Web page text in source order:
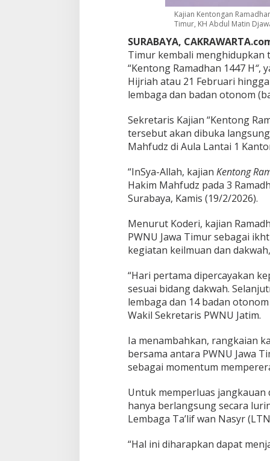
d
a
n
S
i
a
r
n
i
g
t
l
u
n
t
k
N
h
i
y
n
Kajian Kentongan
Timur, KH Abdul Matin
SURABAYA,
Timur kembali menghidupkan
“Kentong Ramadhan 1447 H“,
Hijriah atau 21 Februari
lembaga dan badan otonom
Sekretaris Kajian “Kentong
tersebut akan dibuka
Mahfudz di Aula Lantai 1
“InSya-Allah, kajian Kentong
Hakim Mahfudz pada 3
Surabaya, Kamis (19/2/2026).
Menurut Koderi, kajian
PWNU Jawa Timur sebagai
kegiatan keilmuan dan
“Hari pertama dipercayakan
sesuai bidang dakwah.
lembaga dan 14 badan
Wakil Sekretaris PWNU Jatim.
Ia menambahkan, rangkaian
bersama antara PWNU Jawa
sebagai momentum
Untuk memperluas jangkauan
hanya berlangsung secara
Lembaga Ta’lif wan Nasyr
“Hal ini diharapkan dapat